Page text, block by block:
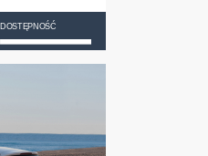
DOSTĘPNOŚĆ